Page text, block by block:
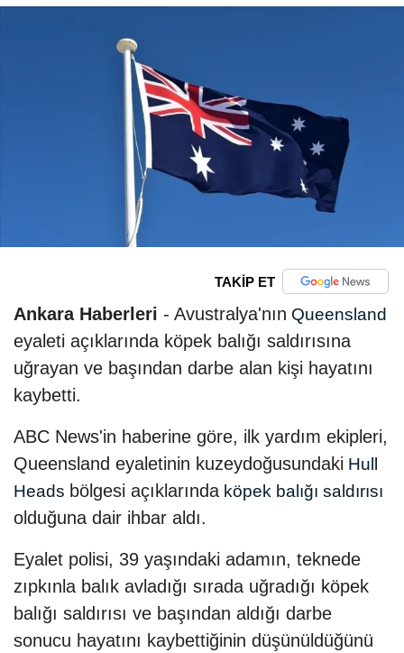
TAKİP ET
Ankara Haberleri - Avustralya'nın Queensland
eyaleti açıklarında köpek balığı saldırısına
uğrayan ve başından darbe alan kişi hayatını
kaybetti.
ABC News'in haberine göre, ilk yardım ekipleri,
Queensland eyaletinin kuzeydoğusundaki Hull
Heads bölgesi açıklarında köpek balığı saldırısı
olduğuna dair ihbar aldı.
Eyalet polisi, 39 yaşındaki adamın, teknede
zıpkınla balık avladığı sırada uğradığı köpek
balığı saldırısı ve başından aldığı darbe
sonucu hayatını kaybettiğinin düşünüldüğünü